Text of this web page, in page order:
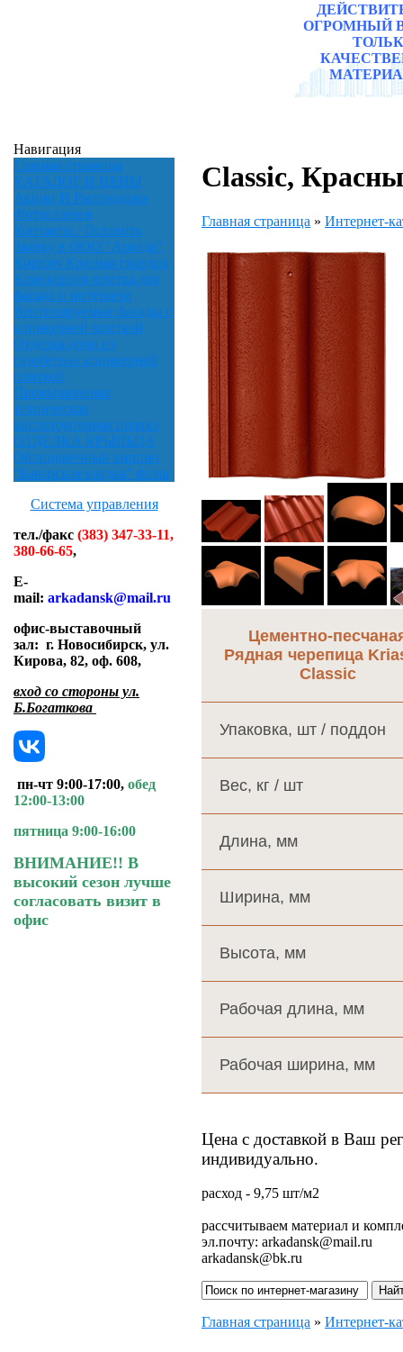
ОГРОМНЫЙ
Навигация
Главная страница
КАТАЛОГ И ЦЕНЫ
Акции И Распродажи
Фотогалерея
Контакты / Оставить
Заявку в ООО "Аркада"
Кирпич Красная гвардия
Клинкерная плитка для
фасада и интерьера
Вентилируемые фасады с
клинкерной плиткой
Отделка дома из
газобетона клинкерной
плиткой
Промышленная
техническая
кислотоупорная плитка
ОТДЕЛКА КРЫЛЬЦА
Облицовочный кирпич
"Баварская кладка" флэш
Система управления
тел./факс (383) 347-33-11,
380-66-65,
E-
mail: arkadansk@mail.ru
офис-выставочный
зал: г. Новосибирск, ул.
Кирова, 82, оф. 608,
вход со стороны ул.
Б.Богаткова
пн-чт 9:00-17:00, обед
12:00-13:00
пятница 9:00-16:00
ВНИМАНИЕ!! В
высокий сезон лучше
согласовать визит в
офис
Classic,
Главная страница » Интернет-
Цементно-
Рядная черепица
Classic
Упаковка, шт / поддон
Вес, кг / шт
Длина, мм
Ширина, мм
Высота, мм
Рабочая длина, мм
Рабочая ширина, мм
Цена с доставкой в Ваш
индивидуально.
расход - 9,75 шт/м2
рассчитываем материал и
эл.почту: arkadansk@mail.ru
arkadansk@bk.ru
Главная страница » Интернет-